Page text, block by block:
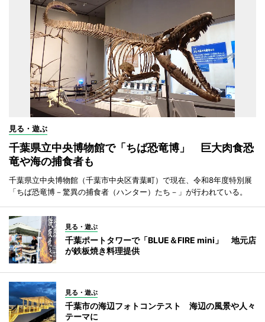
見る・遊ぶ
千葉県立中央博物館で「ちば恐竜博」 巨大肉食恐
竜や海の捕食者も
千葉県立中央博物館（千葉市中央区青葉町）で現在、令和8年度特別展
「ちば恐竜博－驚異の捕食者（ハンター）たち－」が行われている。
見る・遊ぶ
千葉ポートタワーで「BLUE＆FIRE mini」 地元店
が鉄板焼き料理提供
見る・遊ぶ
千葉市の海辺フォトコンテスト 海辺の風景や人々
テーマに